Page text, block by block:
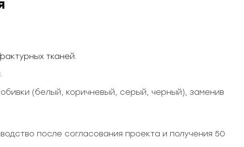
тканей.
(белый, коричневый, серый, черный), заменив
после согласования проекта и получения 50